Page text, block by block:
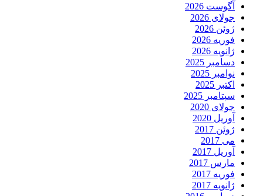
آگوست 2026
جولای 2026
ژوئن 2026
فوریه 2026
ژانویه 2026
دسامبر 2025
نوامبر 2025
اکتبر 2025
سپتامبر 2025
جولای 2020
آوریل 2020
ژوئن 2017
می 2017
آوریل 2017
مارس 2017
فوریه 2017
ژانویه 2017